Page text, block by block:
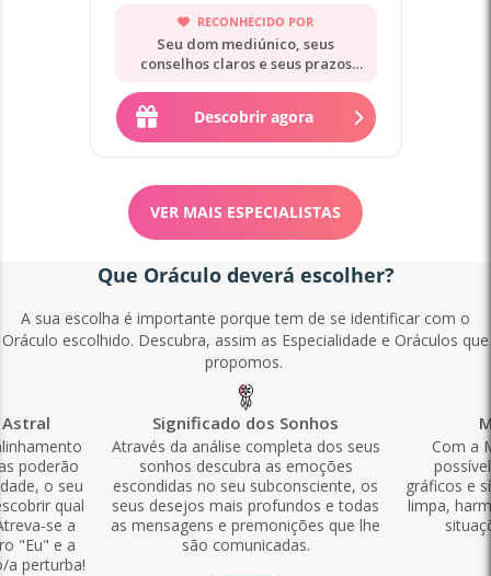
RECONHECIDO POR
Seu dom mediúnico, seus
conselhos claros e seus prazos
Descobrir agora
VER MAIS ESPECIALISTAS
Que Oráculo deverá escolher?
A sua escolha é importante porque tem de se identificar com o
Oráculo escolhido. Descubra, assim as Especialidade e Oráculos que
propomos.
poderão
o seu
qual
se a
"Eu" e a
a perturba!
Significado dos Sonhos
Através da análise completa dos seus
sonhos descubra as emoções
escondidas no seu subconsciente, os
seus desejos mais profundos e todas
as mensagens e premonições que lhe
são comunicadas.
Com a
gráficos e
limpa,